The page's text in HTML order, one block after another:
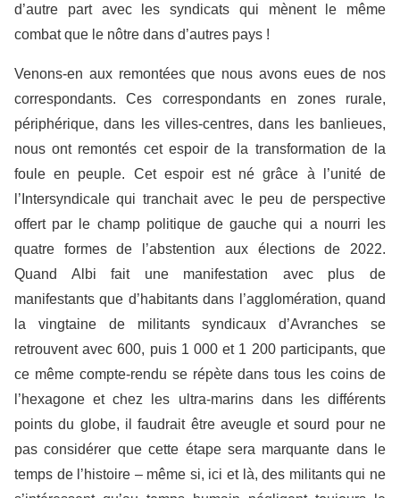
d’autre part avec les syndicats qui mènent le même
combat que le nôtre dans d’autres pays !
Venons-en aux remontées que nous avons eues de nos
correspondants. Ces correspondants en zones rurale,
périphérique, dans les villes-centres, dans les banlieues,
nous ont remontés cet espoir de la transformation de la
foule en peuple. Cet espoir est né grâce à l’unité de
l’Intersyndicale qui tranchait avec le peu de perspective
offert par le champ politique de gauche qui a nourri les
quatre formes de l’abstention aux élections de 2022.
Quand Albi fait une manifestation avec plus de
manifestants que d’habitants dans l’agglomération, quand
la vingtaine de militants syndicaux d’Avranches se
retrouvent avec 600, puis 1 000 et 1 200 participants, que
ce même compte-rendu se répète dans tous les coins de
l’hexagone et chez les ultra-marins dans les différents
points du globe, il faudrait être aveugle et sourd pour ne
pas considérer que cette étape sera marquante dans le
temps de l’histoire – même si, ici et là, des militants qui ne